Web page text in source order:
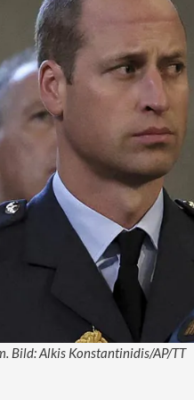
Bild: Alkis Konstantinidis/AP/TT